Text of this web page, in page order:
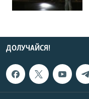
ДОЛУЧАЙСЯ!